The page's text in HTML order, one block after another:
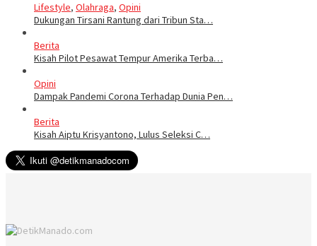
Lifestyle, Olahraga, Opini
Dukungan Tirsani Rantung dari Tribun Sta…
Berita
Kisah Pilot Pesawat Tempur Amerika Terba…
Opini
Dampak Pandemi Corona Terhadap Dunia Pen…
Berita
Kisah Aiptu Krisyantono, Lulus Seleksi C…